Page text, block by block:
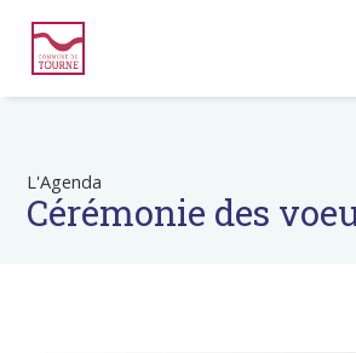
L'Agenda
Cérémonie des